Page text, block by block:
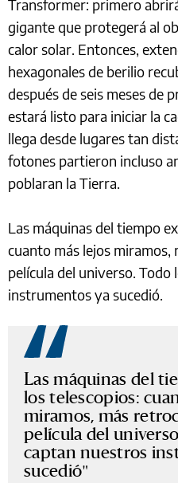
Transformer: primero
gigante que protegerá al
calor solar. Entonces,
hexagonales de berilio
después de seis meses de
estará listo para iniciar la
llega desde lugares tan
fotones partieron incluso
poblaran la Tierra.
Las máquinas del tiempo
cuanto más lejos miramos,
película del universo.
instrumentos ya sucedió.
Las máquinas del
los telescopios:
miramos, más
película del
captan nuestros
sucedió